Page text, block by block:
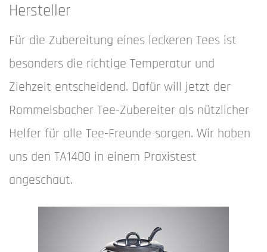
Hersteller
Für die Zubereitung eines leckeren Tees ist
besonders die richtige Temperatur und
Ziehzeit entscheidend. Dafür will jetzt der
Rommelsbacher Tee-Zubereiter als nützlicher
Helfer für alle Tee-Freunde sorgen. Wir haben
uns den TA1400 in einem Praxistest
angeschaut.